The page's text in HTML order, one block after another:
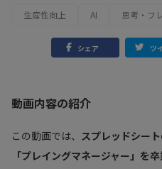
生産性向上 AI 思考・フ
シェア ツ
動画内容の紹介
この動画では、 スプレッドシー
「プレイングマネージャー」を